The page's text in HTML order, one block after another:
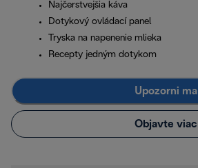
Najčerstvejšia káva
Dotykový ovládací panel
Tryska na napenenie mlieka
Recepty jedným dotykom
Upozorni ma
Objavte viac